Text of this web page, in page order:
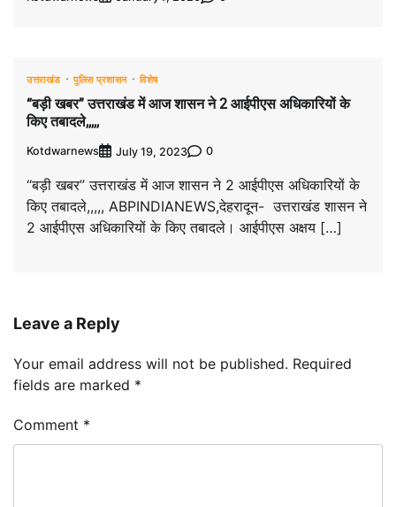
उत्तराखंड पुलिस प्रशासन विशेष
“बड़ी खबर” उत्तराखंड में आज शासन ने 2 आईपीएस अधिकारियों के
किए तबादले,,,,,
Kotdwarnews July 19, 2023 0
“बड़ी खबर” उत्तराखंड में आज शासन ने 2 आईपीएस अधिकारियों के
किए तबादले,,,,, ABPINDIANEWS,देहरादून- उत्तराखंड शासन ने
2 आईपीएस अधिकारियों के किए तबादले। आईपीएस अक्षय […]
Leave a Reply
Your email address will not be published. Required
fields are marked *
Comment *